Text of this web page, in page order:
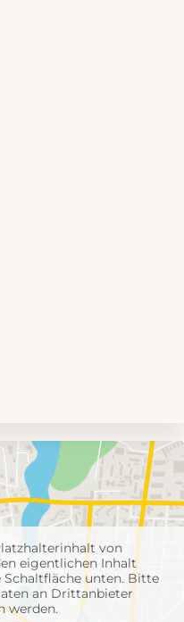
von
eigentlichen Inhalt
Schaltfläche unten. Bitte
an Drittanbieter
werden.